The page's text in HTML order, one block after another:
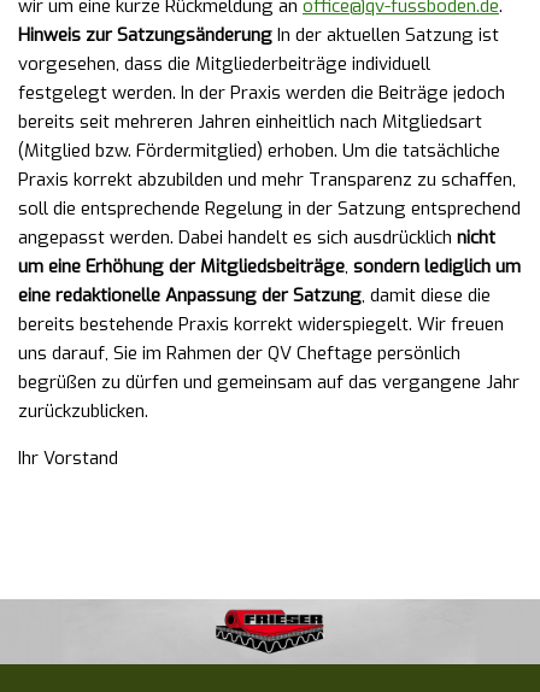
wir um eine kurze Rückmeldung an office@qv-fussboden.de.
Hinweis zur Satzungsänderung In der aktuellen Satzung ist
vorgesehen, dass die Mitgliederbeiträge individuell
festgelegt werden. In der Praxis werden die Beiträge jedoch
bereits seit mehreren Jahren einheitlich nach Mitgliedsart
(Mitglied bzw. Fördermitglied) erhoben. Um die tatsächliche
Praxis korrekt abzubilden und mehr Transparenz zu schaffen,
soll die entsprechende Regelung in der Satzung entsprechend
angepasst werden. Dabei handelt es sich ausdrücklich nicht
um eine Erhöhung der Mitgliedsbeiträge, sondern lediglich um
eine redaktionelle Anpassung der Satzung, damit diese die
bereits bestehende Praxis korrekt widerspiegelt. Wir freuen
uns darauf, Sie im Rahmen der QV Cheftage persönlich
begrüßen zu dürfen und gemeinsam auf das vergangene Jahr
zurückzublicken.
Ihr Vorstand